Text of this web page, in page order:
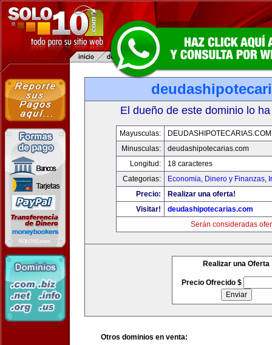
El dueño de este dominio lo
Mayusculas:
DEUDASHIPOTECARIAS.COM
Minusculas:
deudashipotecarias.com
Longitud:
18 caracteres
Categorias:
Economia, Dinero y Finanzas,
Precio:
Realizar una oferta!
Visitar!
deudashipotecarias.com
Serán consideradas
Realizar una Oferta
Precio Ofrecido $
Otros dominios en venta: